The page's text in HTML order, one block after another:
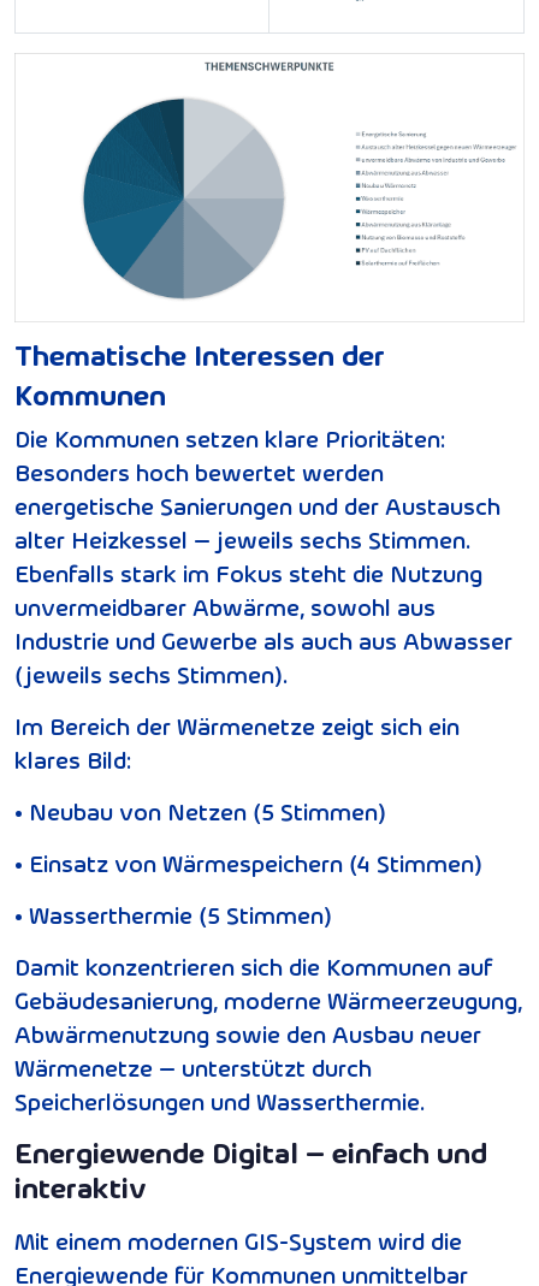
Thematische Interessen der
Kommunen
Die Kommunen setzen klare Prioritäten:
Besonders hoch bewertet werden
energetische Sanierungen und der Austausch
alter Heizkessel – jeweils sechs Stimmen.
Ebenfalls stark im Fokus steht die Nutzung
unvermeidbarer Abwärme, sowohl aus
Industrie und Gewerbe als auch aus Abwasser
(jeweils sechs Stimmen).
Im Bereich der Wärmenetze zeigt sich ein
klares Bild:
• Neubau von Netzen (5 Stimmen)
• Einsatz von Wärmespeichern (4 Stimmen)
• Wasserthermie (5 Stimmen)
Damit konzentrieren sich die Kommunen auf
Gebäudesanierung, moderne Wärmeerzeugung,
Abwärmenutzung sowie den Ausbau neuer
Wärmenetze – unterstützt durch
Speicherlösungen und Wasserthermie.
Energiewende Digital – einfach und
interaktiv
Mit einem modernen GIS-System wird die
Energiewende für Kommunen unmittelbar